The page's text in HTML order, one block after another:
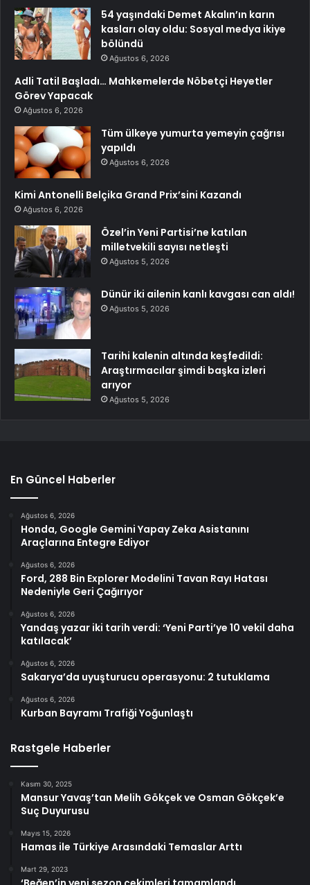
54 yaşındaki Demet Akalın’ın karın
kasları olay oldu: Sosyal medya ikiye
bölündü
Ağustos 6, 2026
Adli Tatil Başladı… Mahkemelerde Nöbetçi Heyetler
Görev Yapacak
Ağustos 6, 2026
Tüm ülkeye yumurta yemeyin çağrısı
yapıldı
Ağustos 6, 2026
Kimi Antonelli Belçika Grand Prix’sini Kazandı
Ağustos 6, 2026
Özel’in Yeni Partisi’ne katılan
milletvekili sayısı netleşti
Ağustos 5, 2026
Dünür iki ailenin kanlı kavgası can aldı!
Ağustos 5, 2026
Tarihi kalenin altında keşfedildi:
Araştırmacılar şimdi başka izleri
arıyor
Ağustos 5, 2026
En Güncel Haberler
Ağustos 6, 2026
Honda, Google Gemini Yapay Zeka Asistanını
Araçlarına Entegre Ediyor
Ağustos 6, 2026
Ford, 288 Bin Explorer Modelini Tavan Rayı Hatası
Nedeniyle Geri Çağırıyor
Ağustos 6, 2026
Yandaş yazar iki tarih verdi: ‘Yeni Parti’ye 10 vekil daha
katılacak’
Ağustos 6, 2026
Sakarya’da uyuşturucu operasyonu: 2 tutuklama
Ağustos 6, 2026
Kurban Bayramı Trafiği Yoğunlaştı
Rastgele Haberler
Kasım 30, 2025
Mansur Yavaş’tan Melih Gökçek ve Osman Gökçek’e
Suç Duyurusu
Mayıs 15, 2026
Hamas ile Türkiye Arasındaki Temaslar Arttı
Mart 29, 2023